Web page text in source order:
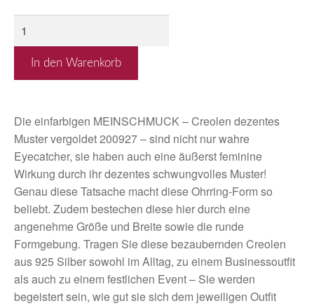
In den Warenkorb
Die einfarbigen MEINSCHMUCK – Creolen dezentes
Muster vergoldet 200927 – sind nicht nur wahre
Eyecatcher, sie haben auch eine äußerst feminine
Wirkung durch ihr dezentes schwungvolles Muster!
Genau diese Tatsache macht diese Ohrring-Form so
beliebt. Zudem bestechen diese hier durch eine
angenehme Größe und Breite sowie die runde
Formgebung. Tragen Sie diese bezaubernden Creolen
aus 925 Silber sowohl im Alltag, zu einem Businessoutfit
als auch zu einem festlichen Event – Sie werden
begeistert sein, wie gut sie sich dem jeweiligen Outfit